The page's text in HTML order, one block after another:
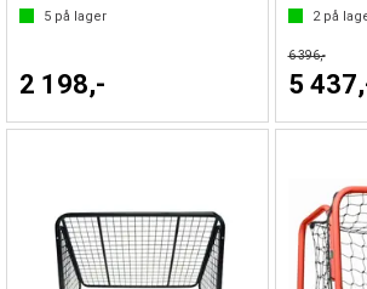
5 på lager
2 198,-
2på
6 396,-
5